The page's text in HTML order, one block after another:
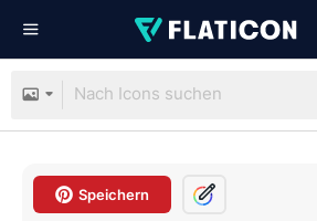
Speichern